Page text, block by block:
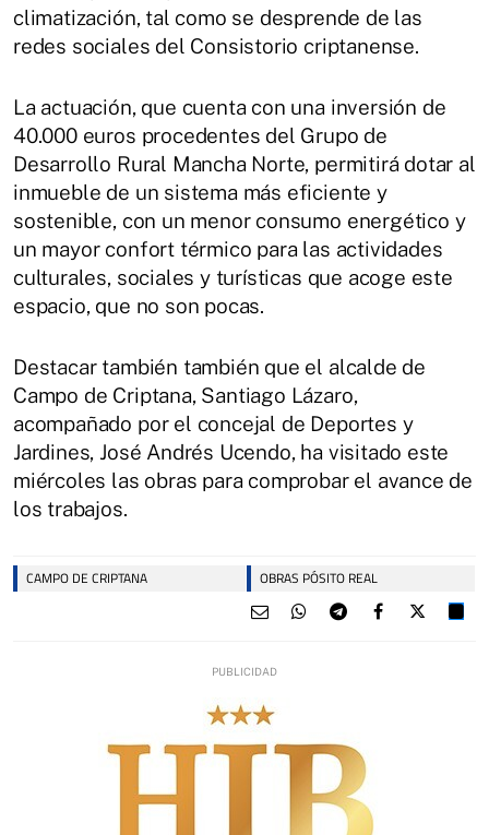
climatización, tal como se desprende de las
redes sociales del Consistorio criptanense.
La actuación, que cuenta con una inversión de
40.000 euros procedentes del Grupo de
Desarrollo Rural Mancha Norte, permitirá dotar al
inmueble de un sistema más eficiente y
sostenible, con un menor consumo energético y
un mayor confort térmico para las actividades
culturales, sociales y turísticas que acoge este
espacio, que no son pocas.
Destacar también también que el alcalde de
Campo de Criptana, Santiago Lázaro,
acompañado por el concejal de Deportes y
Jardines, José Andrés Ucendo, ha visitado este
miércoles las obras para comprobar el avance de
los trabajos.
CAMPO DE CRIPTANA OBRAS PÓSITO REAL